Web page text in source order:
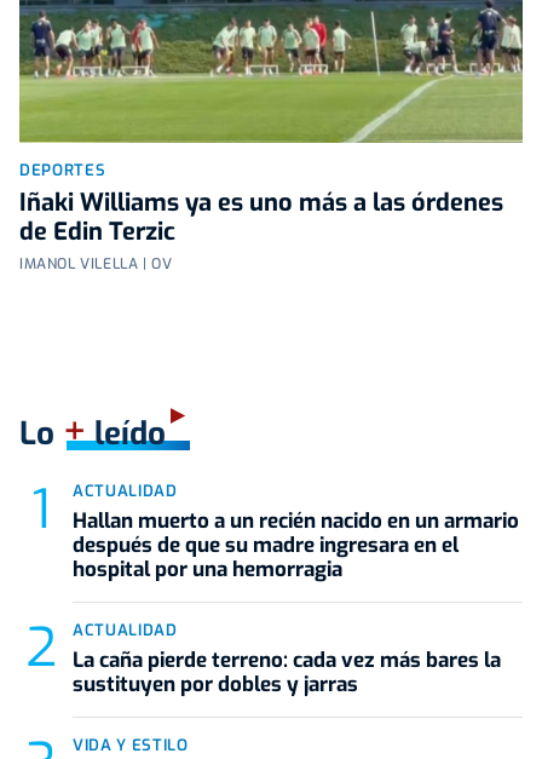
DEPORTES
Iñaki Williams ya es uno más a las órdenes
de Edin Terzic
IMANOL VILELLA | OV
Lo +leído
ACTUALIDAD
Hallan muerto a un recién nacido en un armario
después de que su madre ingresara en el
hospital por una hemorragia
ACTUALIDAD
La caña pierde terreno: cada vez más bares la
sustituyen por dobles y jarras
VIDA Y ESTILO